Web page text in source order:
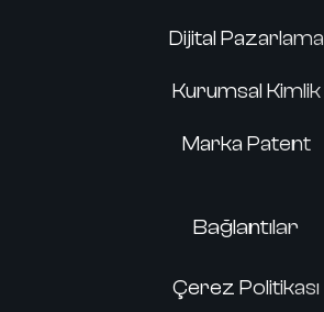
Dijital Pazarlama
Kurumsal Kimlik
Marka Patent
Bağlantılar
Çerez Politikası